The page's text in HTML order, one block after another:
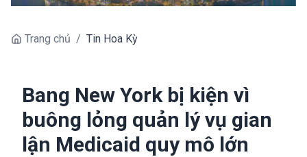
Trang chủ / Tin Hoa Kỳ
Bang New York bị kiện vì
buông lỏng quản lý vụ gian
lận Medicaid quy mô lớn